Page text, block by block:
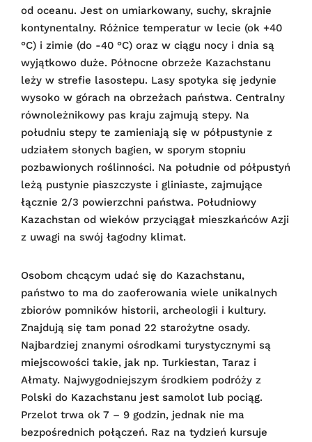
od oceanu. Jest on umiarkowany, suchy, skrajnie
kontynentalny. Różnice temperatur w lecie (ok +40
°C) i zimie (do -40 °C) oraz w ciągu nocy i dnia są
wyjątkowo duże. Północne obrzeże Kazachstanu
leży w strefie lasostepu. Lasy spotyka się jedynie
wysoko w górach na obrzeżach państwa. Centralny
równoleżnikowy pas kraju zajmują stepy. Na
południu stepy te zamieniają się w półpustynie z
udziałem słonych bagien, w sporym stopniu
pozbawionych roślinności. Na południe od półpustyń
leżą pustynie piaszczyste i gliniaste, zajmujące
łącznie 2/3 powierzchni państwa. Południowy
Kazachstan od wieków przyciągał mieszkańców Azji
z uwagi na swój łagodny klimat.
Osobom chcącym udać się do Kazachstanu,
państwo to ma do zaoferowania wiele unikalnych
zbiorów pomników historii, archeologii i kultury.
Znajdują się tam ponad 22 starożytne osady.
Najbardziej znanymi ośrodkami turystycznymi są
miejscowości takie, jak np. Turkiestan, Taraz i
Ałmaty. Najwygodniejszym środkiem podróży z
Polski do Kazachstanu jest samolot lub pociąg.
Przelot trwa ok 7 – 9 godzin, jednak nie ma
bezpośrednich połączeń. Raz na tydzień kursuje